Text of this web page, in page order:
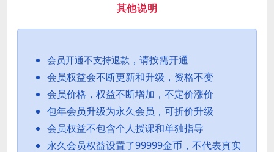
其他说明
会员开通不支持退款 ，请按需开通
会员权益会不断更新和升级，资格不变
会员价格，权益不断增加，不定价涨价
包年会员升级为永久会员，可折价升级
会员权益不包含个人授课和单独指导
永久会员权益设置了99999金币，不代表真实